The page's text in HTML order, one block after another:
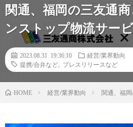
関通、福岡の三友通
ンストップ物流サー
2023.08.31 19:36:10
経営/業界動向
提携/合弁など
プレスリリースなど
HOME 経営/業界動向 関通、福